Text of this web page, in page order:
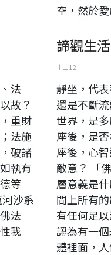
空，然於
法
故？
重財
法施
破諸
執有
等
沙系
法
我
諦觀生活
十二 12
靜坐，代
還是不斷
世界，是
座後，是
座後，心
敵意？ 「
層意義是
間上所有
有任何足
認為有一
體裡面，